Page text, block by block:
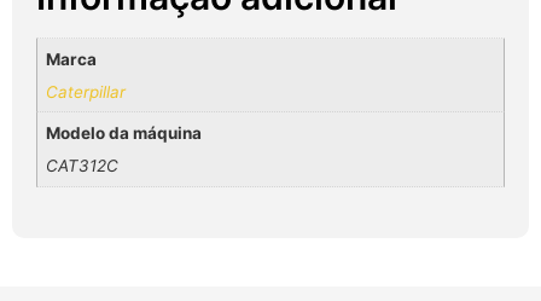
Marca
Caterpillar
Modelo da máquina
CAT312C